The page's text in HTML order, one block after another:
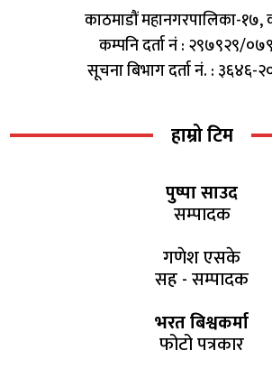
काठमाडौं महानगरपालिका-१७,
कम्पनि दर्ता नं : २९७९२९/
सूचना बिभाग दर्ता नं. : ३६४६-
हाम्रो टिम
पुष्पा साउद
सम्पादक
गणेश एसके
सह - सम्पादक
भरत बिश्वकर्मा
फोटो पत्रकार